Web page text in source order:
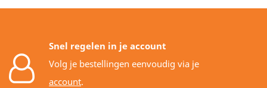
Snel regelen in je account
Volg je bestellingen eenvoudig via je
account.